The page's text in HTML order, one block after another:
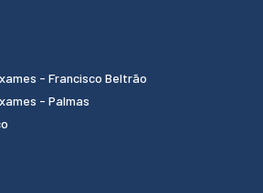
- Francisco Beltrão
- Palmas